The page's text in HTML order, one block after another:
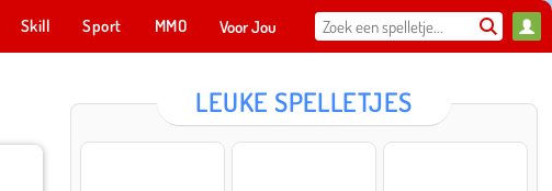
Skill Sport MMO Voor Jou
LEUKE SPELLETJES